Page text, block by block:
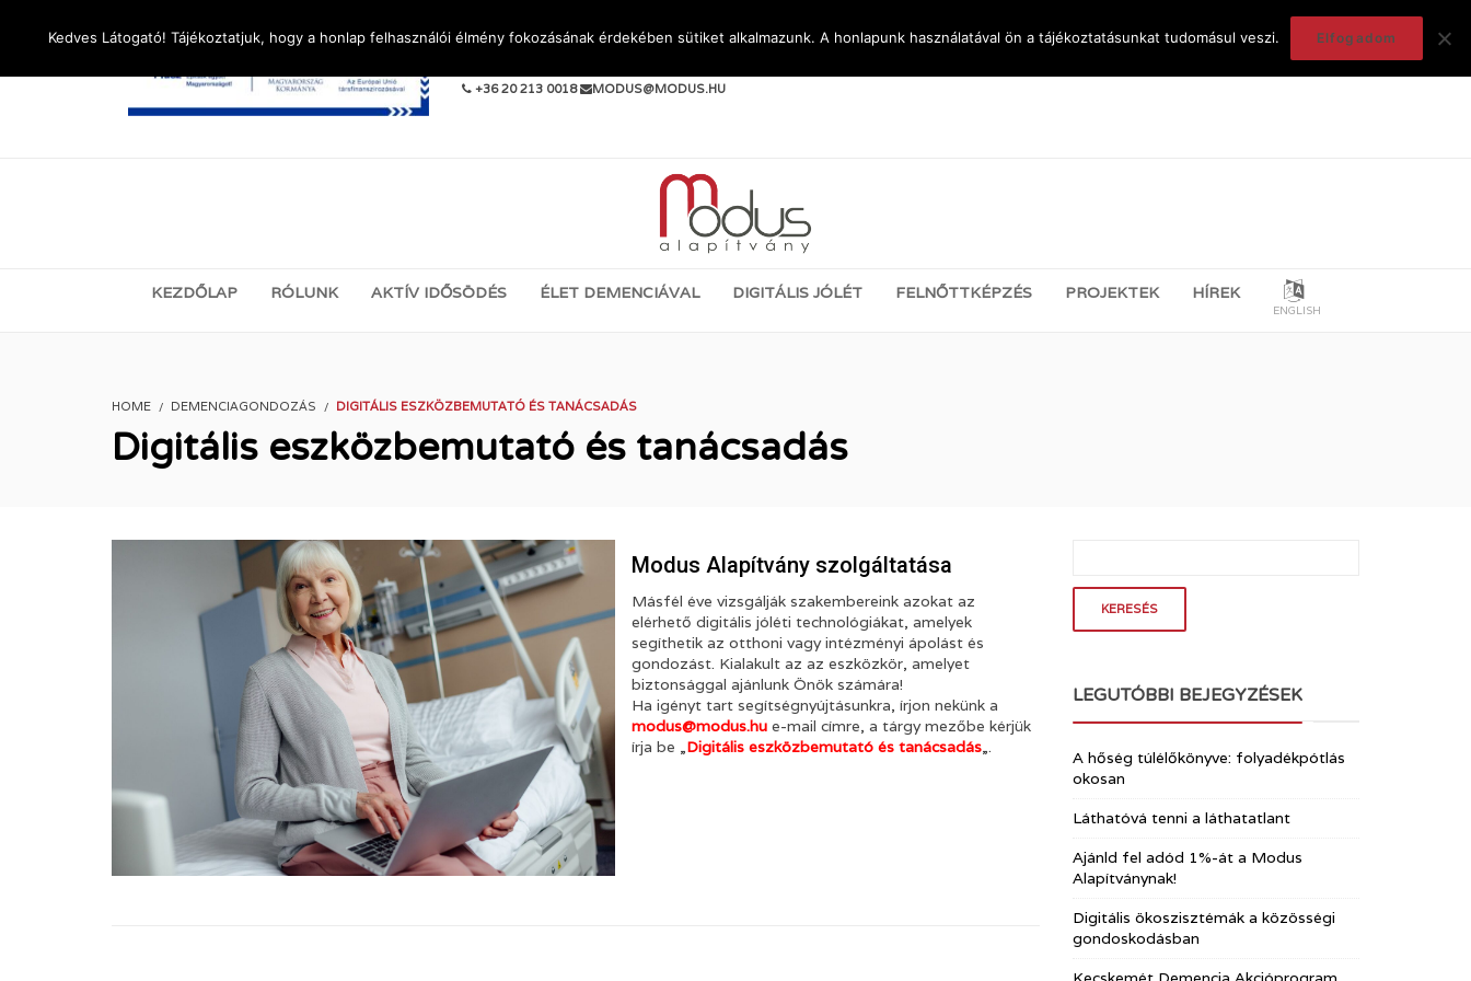
+36 20 213 0018 MODUS@MODUS.HU
KEZDŐLAP RÓLUNK AKTÍV IDŐSÖDÉS ÉLET DEMENCIÁVAL DIGITÁLIS JÓLÉT FELNŐTTKÉPZÉS PROJEKTEK HÍREK
ENGLISH
HOME DEMENCIAGONDOZÁS DIGITÁLIS ESZKÖZBEMUTATÓ ÉS TANÁCSADÁS
Digitális eszközbemutató és tanácsadás
Modus Alapítvány szolgáltatása
Másfél éve vizsgálják szakembereink azokat az
elérhető digitális jóléti technológiákat, amelyek
segíthetik az otthoni vagy intézményi ápolást és
gondozást. Kialakult az az eszközkör, amelyet
biztonsággal ajánlunk Önök számára!
Ha igényt tart segítségnyújtásunkra, írjon nekünk a
modus@modus.hu e-mail címre, a tárgy mezőbe kérjük
írja be „Digitális eszközbemutató és tanácsadás„.
LEGUTÓBBI BEJEGYZÉSEK
A hőség túlélőkönyve: folyadékpótlás
okosan
Láthatóvá tenni a láthatatlant
Ajánld fel adód 1%-át a Modus
Alapítványnak!
Digitális ökoszisztémák a közösségi
gondoskodásban
Kedves Látogató! Tájékoztatjuk, hogy a honlap felhasználói élmény fokozásának érdekében sütiket alkalmazunk. A honlapunk használatával ön a tájékoztatásunkat tudomásul veszi. Elfogadom